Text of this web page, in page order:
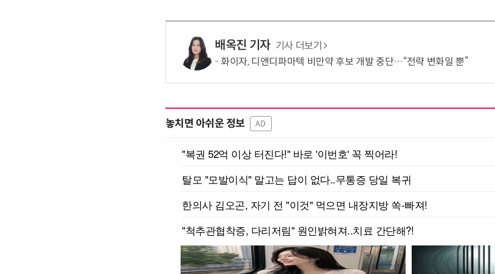
배옥진 기자 기사 더보기
화이자, 디앤디파마텍 비만약 후보 개발 중단…“전략 변화일 뿐”
놓치면 아쉬운 정보 AD